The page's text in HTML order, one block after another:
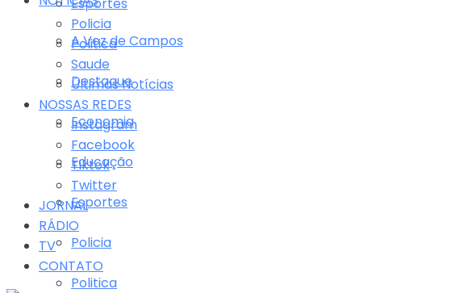
A Voz de Campos
Destaque
Economia
Educação
Esportes
Policia
Politica
Policia
Politica
Saude
Últimas Notícias
NOSSAS REDES
Instagram
Facebook
Tiktok
Twitter
JORNAL
RÁDIO
TV
CONTATO